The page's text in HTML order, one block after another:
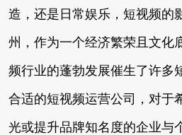
造，还是日常娱乐，短视频的
州，作为一个经济繁荣且文化
频行业的蓬勃发展催生了许多
合适的短视频运营公司，对于
光或提升品牌知名度的企业与